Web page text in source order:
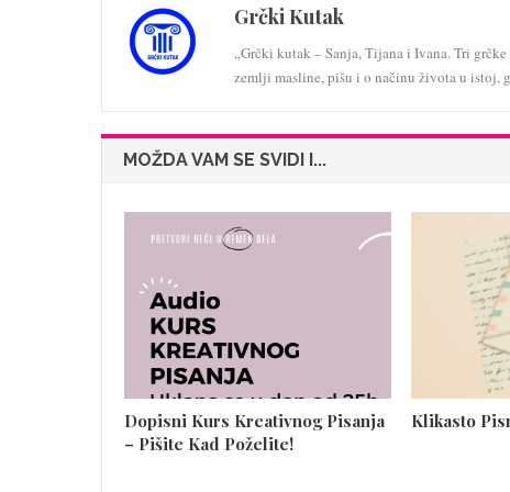
Grčki Kutak
„Grčki kutak – Sanja, Tijana i Ivana. Tri
zemlji masline, pišu i o načinu života u istoj,
MOŽDA VAM SE SVIDI I...
Dopisni Kurs Kreativnog Pisanja
– Pišite Kad Poželite!
Klikasto